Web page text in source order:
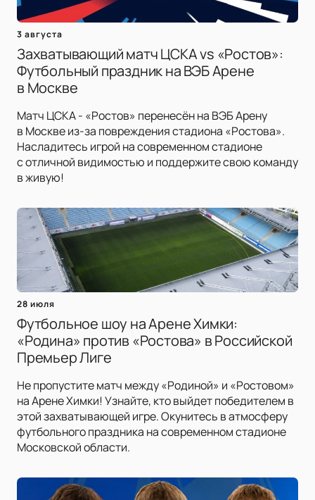
3 августа
Захватывающий матч ЦСКА vs «Ростов»:
Футбольный праздник на ВЭБ Арене
в Москве
Матч ЦСКА - «Ростов» перенесён на ВЭБ Арену
в Москве из-за повреждения стадиона «Ростова».
Насладитесь игрой на современном стадионе
с отличной видимостью и поддержите свою команду
в живую!
28 июля
Футбольное шоу на Арене Химки:
«Родина» против «Ростова» в Российской
Премьер Лиге
Не пропустите матч между «Родиной» и «Ростовом»
на Арене Химки! Узнайте, кто выйдет победителем в
этой захватывающей игре. Окунитесь в атмосферу
футбольного праздника на современном стадионе
Московской области.